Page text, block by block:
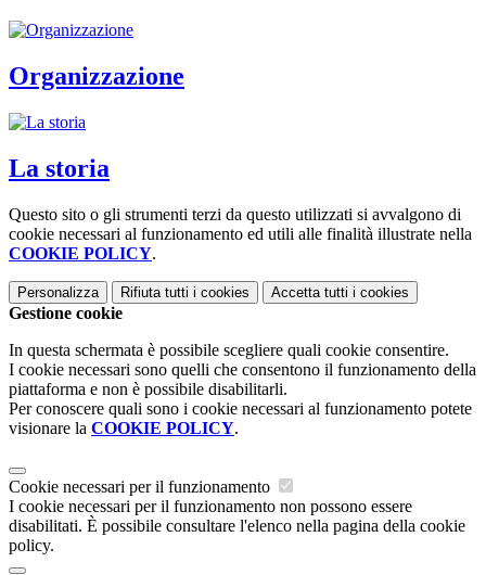
Organizzazione
La storia
Questo sito o gli strumenti terzi da questo utilizzati si avvalgono di
cookie necessari al funzionamento ed utili alle finalità illustrate nella
COOKIE POLICY.
Personalizza Rifiuta tutti i cookies Accetta tutti i cookies
Gestione cookie
In questa schermata è possibile scegliere quali cookie consentire.
I cookie necessari sono quelli che consentono il funzionamento della
piattaforma e non è possibile disabilitarli.
Per conoscere quali sono i cookie necessari al funzionamento potete
visionare la COOKIE POLICY.
Cookie necessari per il funzionamento
I cookie necessari per il funzionamento non possono essere
disabilitati. È possibile consultare l'elenco nella pagina della cookie
policy.